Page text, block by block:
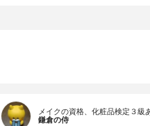
メイクの資格、化粧品検定３級
鎌倉の侍